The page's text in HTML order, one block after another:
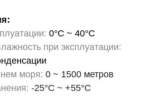
0°C ~ 40°C
при эксплуатации:
моря: 0 ~ 1500 метров
-25°C ~ +55°C